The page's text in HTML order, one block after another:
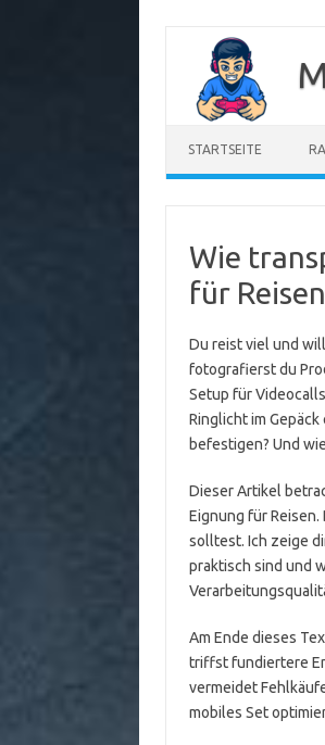
springen
STARTSEITE
Wie
für
Du reist viel und
fotografierst du
Setup für
Ringlicht im
befestigen? Und
Dieser Artikel
Eignung für
solltest. Ich zeige
praktisch sind und
Am Ende dieses
triffst fundiertere
vermeidet
mobiles Set